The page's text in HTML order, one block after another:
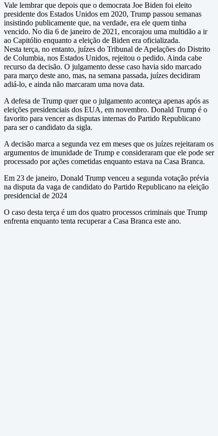
Vale lembrar que depois que o democrata Joe Biden foi eleito
presidente dos Estados Unidos em 2020, Trump passou semanas
insistindo publicamente que, na verdade, era ele quem tinha
vencido. No dia 6 de janeiro de 2021, encorajou uma multidão a ir
ao Capitólio enquanto a eleição de Biden era oficializada.
Nesta terça, no entanto, juízes do Tribunal de Apelações do Distrito
de Columbia, nos Estados Unidos, rejeitou o pedido. Ainda cabe
recurso da decisão. O julgamento desse caso havia sido marcado
para março deste ano, mas, na semana passada, juízes decidiram
adiá-lo, e ainda não marcaram uma nova data.
A defesa de Trump quer que o julgamento aconteça apenas após as
eleições presidenciais dos EUA, em novembro. Donald Trump é o
favorito para vencer as disputas internas do Partido Republicano
para ser o candidato da sigla.
A decisão marca a segunda vez em meses que os juízes rejeitaram os
argumentos de imunidade de Trump e consideraram que ele pode ser
processado por ações cometidas enquanto estava na Casa Branca.
Em 23 de janeiro, Donald Trump venceu a segunda votação prévia
na disputa da vaga de candidato do Partido Republicano na eleição
presidencial de 2024
O caso desta terça é um dos quatro processos criminais que Trump
enfrenta enquanto tenta recuperar a Casa Branca este ano.